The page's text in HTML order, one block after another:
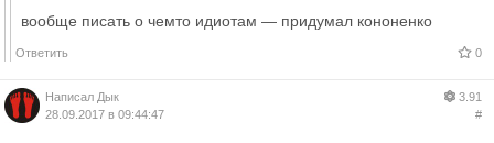
вообще писать о чемто идиотам — придумал кононенко
Ответить 0
Написал Дык
28.09.2017 в 09:44:47
3.91
#